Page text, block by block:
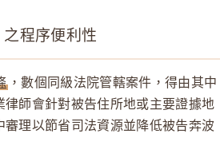
程序便利性
，數個同級法院管轄案件，得由其中
師會針對被告住所地或主要證據地
理以節省司法資源並降低被告奔波